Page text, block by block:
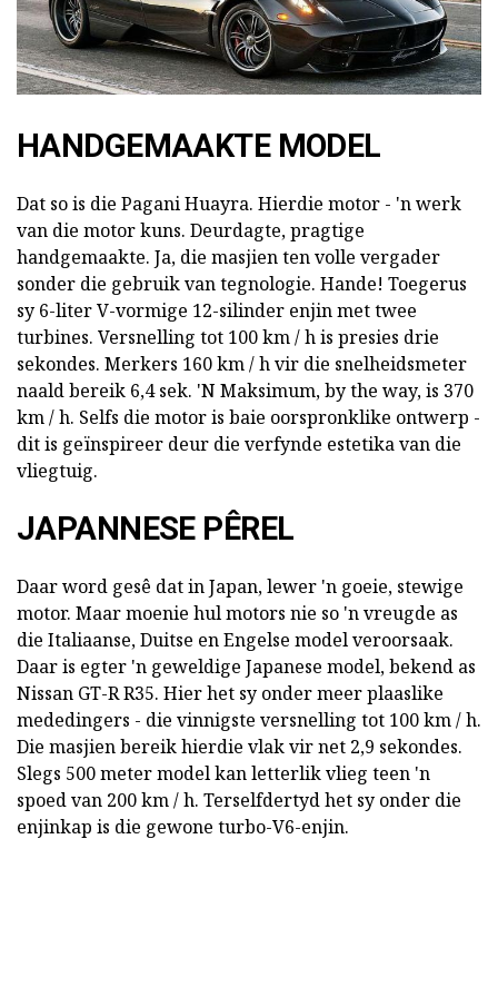
HANDGEMAAKTE MODEL
Dat so is die Pagani Huayra. Hierdie motor - 'n werk
van die motor kuns. Deurdagte, pragtige
handgemaakte. Ja, die masjien ten volle vergader
sonder die gebruik van tegnologie. Hande! Toegerus
sy 6-liter V-vormige 12-silinder enjin met twee
turbines. Versnelling tot 100 km / h is presies drie
sekondes. Merkers 160 km / h vir die snelheidsmeter
naald bereik 6,4 sek. 'N Maksimum, by the way, is 370
km / h. Selfs die motor is baie oorspronklike ontwerp -
dit is geïnspireer deur die verfynde estetika van die
vliegtuig.
JAPANNESE PÊREL
Daar word gesê dat in Japan, lewer 'n goeie, stewige
motor. Maar moenie hul motors nie so 'n vreugde as
die Italiaanse, Duitse en Engelse model veroorsaak.
Daar is egter 'n geweldige Japanese model, bekend as
Nissan GT-R R35. Hier het sy onder meer plaaslike
mededingers - die vinnigste versnelling tot 100 km / h.
Die masjien bereik hierdie vlak vir net 2,9 sekondes.
Slegs 500 meter model kan letterlik vlieg teen 'n
spoed van 200 km / h. Terselfdertyd het sy onder die
enjinkap is die gewone turbo-V6-enjin.